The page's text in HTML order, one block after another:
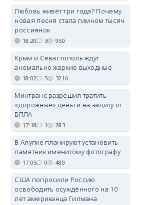
Любовь живёт три года? Почему
новая песня стала гимном тысяч
россиянок
18:20 3 950
Крым и Севастополь ждут
аномально жаркие выходные
18:02 5 3216
Минтранс разрешил тратить
«дорожные» деньги на защиту от
БПЛА
17:18 1 283
В Алупке планируют установить
памятник именитому фотографу
17:05 0 480
США попросили Россию
освободить осуждённого на 10
лет американца Гилмана